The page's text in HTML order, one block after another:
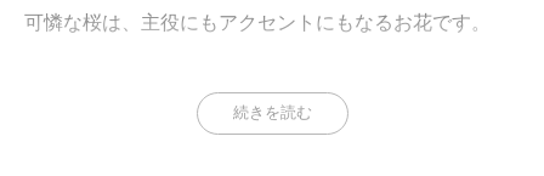
続きを読む
可憐な桜は、主役にもアクセントにもなるお花です。